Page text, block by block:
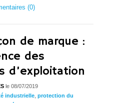
(0)
de marque :
des
d’exploitation
le 08/07/2019
industrielle protection du